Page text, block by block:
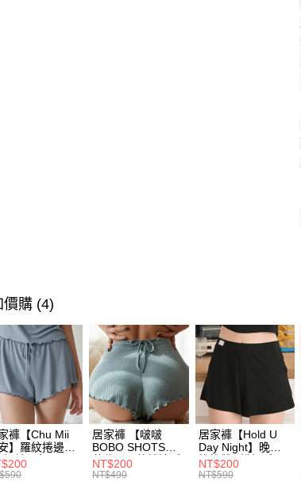
價購 (4)
褲【Chu Mii
】羅紋捲邊
短褲(3色)
居家褲 【啵啵
BOBO SHOTS】
莫代爾羅紋捲邊睡
褲短褲(6色)
NT$200
NT$490
居家褲【Hold U
Day Night】晚安
推推雙C織標睡眠
短褲(2色)
NT$200
NT$590